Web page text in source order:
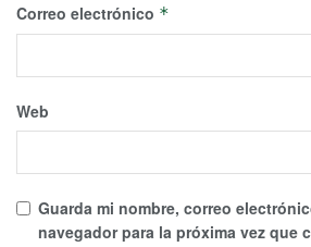
Correo electrónico *
Web
Guarda mi nombre, correo
navegador para la próxima vez que